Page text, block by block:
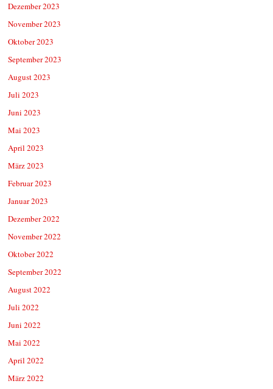
Dezember 2023
November 2023
Oktober 2023
September 2023
August 2023
Juli 2023
Juni 2023
Mai 2023
April 2023
März 2023
Februar 2023
Januar 2023
Dezember 2022
November 2022
Oktober 2022
September 2022
August 2022
Juli 2022
Juni 2022
Mai 2022
April 2022
März 2022